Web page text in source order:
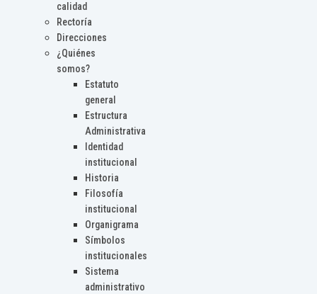
calidad
Rectoría
Direcciones
¿Quiénes
somos?
Estatuto
general
Estructura
Administrativa
Identidad
institucional
Historia
Filosofía
institucional
Organigrama
Símbolos
institucionales
Sistema
administrativo